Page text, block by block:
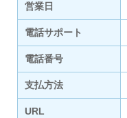
営業日
電話サポート
電話番号
支払方法
URL